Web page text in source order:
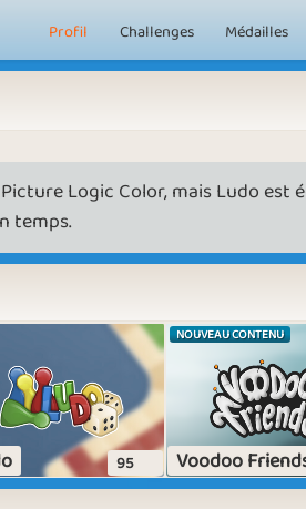
Profil Challenges Médailles
Logic Color, mais Ludo est
temps.
95
NOUVEAU CONTENU
Voodoo